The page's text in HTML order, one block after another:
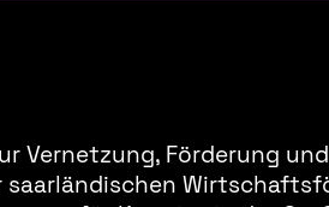
Vernetzung, Förderung